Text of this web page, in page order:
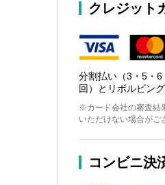
クレジット
分割払い（3・5・
回）とリボルビン
※カード会社の審査結
いただけない場合がご
コンビニ決